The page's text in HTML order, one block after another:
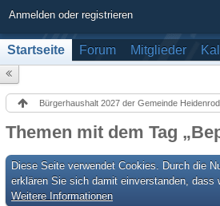
Anmelden oder registrieren
Startseite Forum Mitglieder
Bürgerhaushalt 2027 der Gemeinde Heidenrod
Themen mit dem Tag
Diese Seite verwendet Cookies. Durch die
erklären Sie sich damit einverstanden, dass
Weitere Informationen